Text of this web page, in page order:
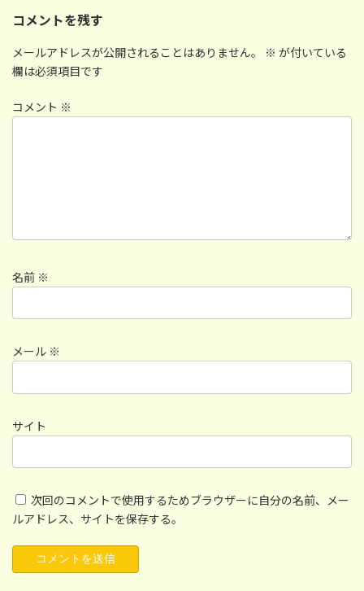
コメントを残す
メールアドレスが公開されることはありません。 ※ が付いている
欄は必須項目です
コメント ※
名前 ※
メール ※
サイト
次回のコメントで使用するためブラウザーに自分の名前、メー
ルアドレス、サイトを保存する。